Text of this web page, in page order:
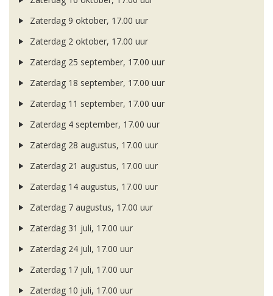
Zaterdag 9 oktober, 17.00 uur
Zaterdag 2 oktober, 17.00 uur
Zaterdag 25 september, 17.00 uur
Zaterdag 18 september, 17.00 uur
Zaterdag 11 september, 17.00 uur
Zaterdag 4 september, 17.00 uur
Zaterdag 28 augustus, 17.00 uur
Zaterdag 21 augustus, 17.00 uur
Zaterdag 14 augustus, 17.00 uur
Zaterdag 7 augustus, 17.00 uur
Zaterdag 31 juli, 17.00 uur
Zaterdag 24 juli, 17.00 uur
Zaterdag 17 juli, 17.00 uur
Zaterdag 10 juli, 17.00 uur